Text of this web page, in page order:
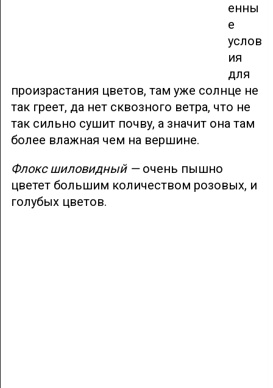
енны
е
услов
ия
для
произрастания цветов, там уже солнце не
так греет, да нет сквозного ветра, что не
так сильно сушит почву, а значит она там
более влажная чем на вершине.
Флокс шиловидный — очень пышно
цветет большим количеством розовых, и
голубых цветов.